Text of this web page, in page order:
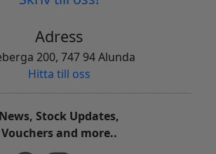
Adress
200, 747 94 Alunda
Hitta till oss
News, Stock Updates,
Vouchers and more..